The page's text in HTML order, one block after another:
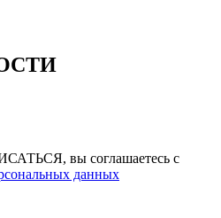
вы соглашаетесь с
данных